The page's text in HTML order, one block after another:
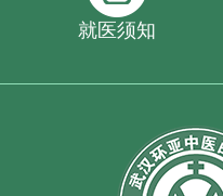
就医须知